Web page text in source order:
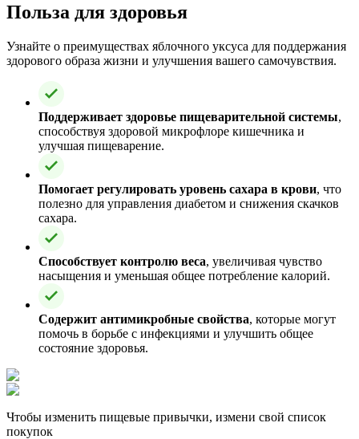
Польза для здоровья
Узнайте о преимуществах яблочного уксуса для поддержания
здорового образа жизни и улучшения вашего самочувствия.
Поддерживает здоровье пищеварительной системы,
способствуя здоровой микрофлоре кишечника и
улучшая пищеварение.
Помогает регулировать уровень сахара в крови, что
полезно для управления диабетом и снижения скачков
сахара.
Способствует контролю веса, увеличивая чувство
насыщения и уменьшая общее потребление калорий.
Содержит антимикробные свойства, которые могут
помочь в борьбе с инфекциями и улучшить общее
состояние здоровья.
Чтобы изменить пищевые привычки, измени свой список
покупок